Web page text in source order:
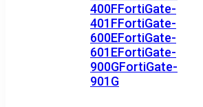
400FFortiGate-
401FFortiGate-
600EFortiGate-
601EFortiGate-
900GFortiGate-
901G